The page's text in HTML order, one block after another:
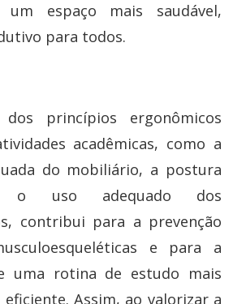
um espaço mais saudável,
para todos.
princípios ergonômicos
acadêmicas, como a
do mobiliário, a postura
o uso adequado dos
contribui para a prevenção
e para a
uma rotina de estudo mais
Assim, ao valorizar a